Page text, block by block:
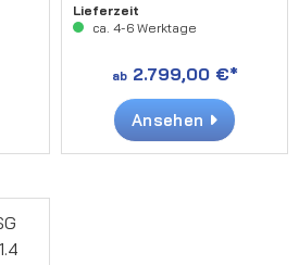
(generalüberholt)
Lieferzeit
ca. 4-6 Werktage
ab2.799,00 €*
Ansehen